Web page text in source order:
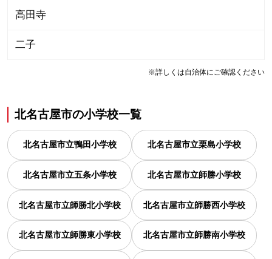
高田寺
二子
※詳しくは自治体にご確認ください
北名古屋市の小学校一覧
北名古屋市立鴨田小学校 北名古屋市立栗島小学校
北名古屋市立五条小学校 北名古屋市立師勝小学校
北名古屋市立師勝北小学校 北名古屋市立師勝西小学校
北名古屋市立師勝東小学校 北名古屋市立師勝南小学校